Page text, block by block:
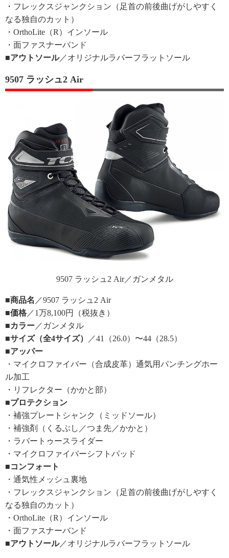
・フレックスジャンクション（足首の前後曲げがしやすく
なる独自のカット）
・OrthoLite（R）インソール
・面ファスナーバンド
■アウトソール／オリジナルラバーフラットソール
9507 ラッシュ2 Air
9507 ラッシュ2 Air／ガンメタル
■商品名 ／9507 ラッシュ2 Air
■価格 ／1万8,100円（税抜き）
■カラー ／ガンメタル
■サイズ（全4サイズ）
／41（26.0）〜44（28.5）
■アッパー
・マイクロファイバー（合成皮革）通気用パンチングホー
ル加工
・リフレクター（かかと部）
■プロテクション
・補強プレートシャンク（ミッドソール）
・補強剤（くるぶし／つま先／かかと）
・ラバートゥースライダー
・マイクロファイバーシフトパッド
■コンフォート
・通気性メッシュ裏地
・フレックスジャンクション（足首の前後曲げがしやすく
なる独自のカット）
・OrthoLite（R）インソール
・面ファスナーバンド
■アウトソール／オリジナルラバーフラットソール